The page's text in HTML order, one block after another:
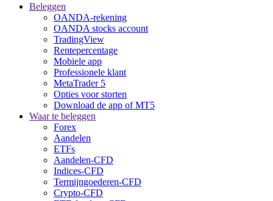
Beleggen
OANDA-rekening
OANDA stocks account
TradingView
Rentepercentage
Mobiele app
Professionele klant
MetaTrader 5
Opties voor storten
Download de app of MT5
Waar te beleggen
Forex
Aandelen
ETFs
Aandelen-CFD
Indices-CFD
Termijngoederen-CFD
Crypto-CFD